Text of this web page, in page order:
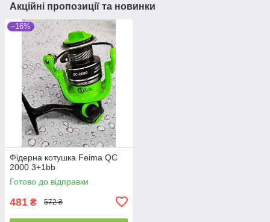
Акційні пропозиції та новинки
–16%
Фідерна котушка Feima QC
2000 3+1bb
Готово до відправки
481 ₴ 572 ₴